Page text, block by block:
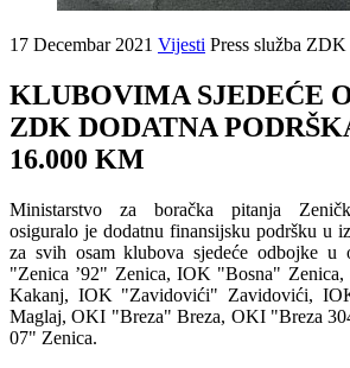
17 Decembar 2021 Vijesti Press služba ZDK
KLUBOVIMA SJEDEĆE
ZDK DODATNA
16.000 KM
Ministarstvo za boračka pitanja
osiguralo je dodatnu finansijsku podršku u
za svih osam klubova sjedeće odbojke
"Zenica ’92" Zenica, IOK "Bosna"
Kakanj, IOK "Zavidovići" Zavidovići,
Maglaj, OKI "Breza" Breza, OKI "Breza
07" Zenica.